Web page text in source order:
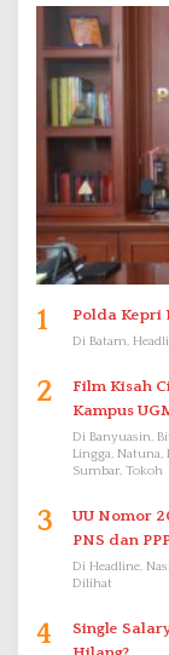
1 Polda Kepri
Di Batam,
2
Film Kisah
Kampus
Di Banyuasin,
Lingga, Natuna,
Sumbar, Tokoh
3
UU Nomor
PNS dan
Di Headline,
Dilihat
4
Single